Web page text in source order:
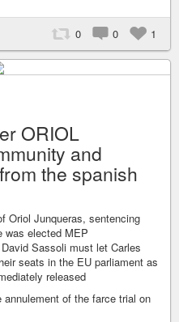
0 0 1
ORIOL
and
the spanish
Oriol Junqueras, sentencing
was elected MEP
Sassoli must let Carles
seats in the EU parliament as
released
annulement of the farce trial on